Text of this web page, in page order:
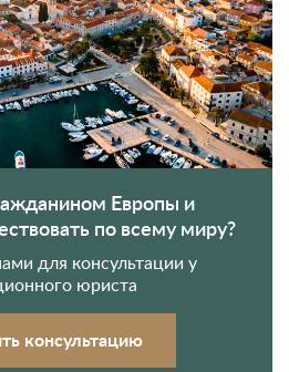
Европы и
по всему миру?
для консультации у
юриста
консультацию